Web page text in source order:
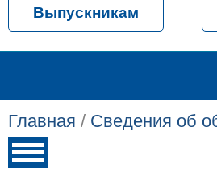
Выпускникам
Главная / Сведения об